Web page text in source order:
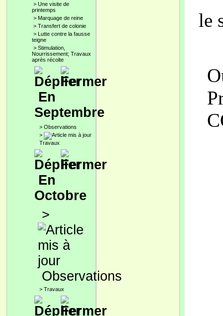
> Une visite de
printemps
> Marquage de reine
> Transfert de colonie
> Lutte contre la fausse
teigne
> Stimulation,
Nourrissement; Travaux
après récolte
En
Septembre
> Observations
>
Travaux
En
Octobre
>
Observations
> Travaux
le